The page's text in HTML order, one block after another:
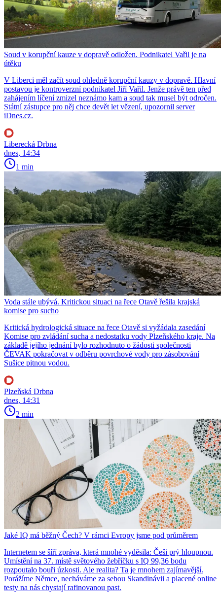
Soud v korupční kauze v dopravě odložen. Podnikatel Vařil je na
útěku
V Liberci měl začít soud ohledně korupční kauzy v dopravě. Hlavní
postavou je kontroverzní podnikatel Jiří Vařil. Jenže právě ten před
zahájením líčení zmizel neznámo kam a soud tak musel být odročen.
Státní zástupce pro něj chce devět let vězení, upozornil server
iDnes.cz.
Liberecká Drbna
dnes, 14:34
1 min
Voda stále ubývá. Kritickou situaci na řece Otavě řešila krajská
komise pro sucho
Kritická hydrologická situace na řece Otavě si vyžádala zasedání
Komise pro zvládání sucha a nedostatku vody Plzeňského kraje. Na
základě jejího jednání bylo rozhodnuto o žádosti společnosti
ČEVAK pokračovat v odběru povrchové vody pro zásobování
Sušice pitnou vodou.
Plzeňská Drbna
dnes, 14:31
2 min
Jaké IQ má běžný Čech? V rámci Evropy jsme pod průměrem
Internetem se šíří zpráva, která mnohé vyděsila: Češi prý hloupnou.
Umístění na 37. místě světového žebříčku s IQ 99,36 bodu
rozpoutalo bouři úzkosti. Ale realita? Ta je mnohem zajímavější.
Porážíme Němce, necháváme za sebou Skandinávii a placené online
testy na nás chystají rafinovanou past.